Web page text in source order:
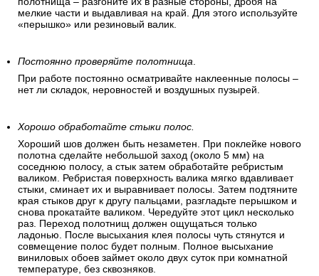
мелкие части и выдавливая на край. Для этого используйте
«перышко» или резиновый валик.
Постоянно проверяйте полотнища.
При работе постоянно осматривайте наклеенные полосы –
нет ли складок, неровностей и воздушных пузырей.
Хорошо обработайте стыки полос.
Хороший шов должен быть незаметен. При поклейке нового
полотна сделайте небольшой заход (около 5 мм) на
соседнюю полосу, а стык затем обработайте ребристым
валиком. Ребристая поверхность валика мягко вдавливает
стыки, сминает их и выравнивает полосы. Затем подтяните
края стыков друг к другу пальцами, разгладьте перышком и
снова прокатайте валиком. Чередуйте этот цикл несколько
раз. Переход полотнищ должен ощущаться только
ладонью. После высыхания клея полосы чуть стянутся и
совмещение полос будет полным. Полное высыхание
виниловых обоев займет около двух суток при комнатной
температуре, без сквозняков.